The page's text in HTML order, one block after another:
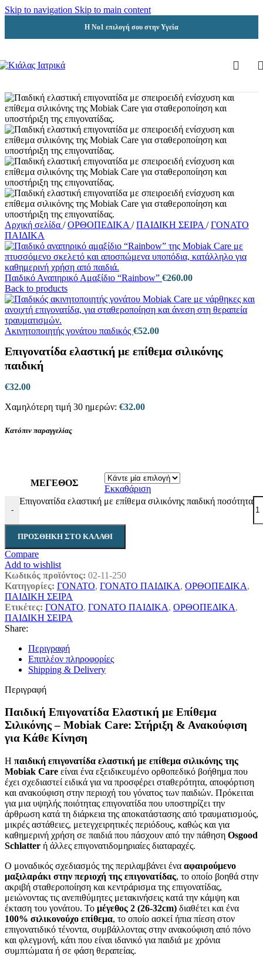
Skip to navigation Skip to main content
Η Νο1 επιλογή σου στην Υγεία
Αρχική σελίδα / ΟΡΘΟΠΕΔΙΚΑ / ΠΑΙΔΙΚΗ ΣΕΙΡΑ / ΓΟΝΑΤΟ
ΠΑΙΔΙΚΑ
Παιδικό Αναπηρικό Αμαξίδιο “Rainbow” €260.00
Back to products
Ακινητοποιητής γονάτου παιδικός €52.00
Επιγονατίδα ελαστική με επίθεμα σιλικόνης
παιδική
€32.00
Χαμηλότερη τιμή 30 ημερών: €32.00
Κατόπιν παραγγελίας
ΜΕΓΕΘΟΣ
Εκκαθάριση
-
Επιγονατίδα ελαστική με επίθεμα σιλικόνης παιδική ποσότητα
ΠΡΟΣΘΉΚΗ ΣΤΟ ΚΑΛΆΘΙ
Compare
Add to wishlist
Κωδικός προϊόντος: 02-11-250
Κατηγορίες: ΓΟΝΑΤΟ, ΓΟΝΑΤΟ ΠΑΙΔΙΚΑ, ΟΡΘΟΠΕΔΙΚΑ,
ΠΑΙΔΙΚΗ ΣΕΙΡΑ
Ετικέτες: ΓΟΝΑΤΟ, ΓΟΝΑΤΟ ΠΑΙΔΙΚΑ, ΟΡΘΟΠΕΔΙΚΑ,
ΠΑΙΔΙΚΗ ΣΕΙΡΑ
Share:
Περιγραφή
Επιπλέον πληροφορίες
Shipping & Delivery
Περιγραφή
Παιδική Επιγονατίδα Ελαστική με Επίθεμα
Σιλικόνης – Mobiak Care: Στήριξη & Ανακούφιση
για Κάθε Κίνηση
Η παιδική επιγονατίδα ελαστική με επίθεμα σιλικόνης της
Mobiak Care είναι ένα εξειδικευμένο ορθοπεδικό βοήθημα που
έχει σχεδιαστεί ειδικά για να προσφέρει σταθερότητα, αποφόρτιση
και ανακούφιση στην περιοχή του γόνατος των παιδιών. Πρόκειται
για μια υψηλής ποιότητας επιγονατίδα που υποστηρίζει την
άρθρωση κατά τη διάρκεια της αποκατάστασης από τραυματισμούς,
μικρές αστάθειες, μετεγχειρητικές περιόδους, καθώς και για
καθημερινή χρήση σε παιδιά που πάσχουν από την πάθηση Osgood
Schlatter ή άλλες επιγονατιδομηριαίες διαταραχές.
Ο μοναδικός σχεδιασμός της περιλαμβάνει ένα αφαιρούμενο
μαξιλαράκι στην περιοχή της επιγονατίδας, το οποίο βοηθά στην
ακριβή σταθεροποίηση και κεντράρισμα της επιγονατίδας,
μειώνοντας τις ανεπιθύμητες μετακινήσεις κατά την κάμψη και
έκταση του γονάτου. Το μέγεθος 2 (26-32cm) διαθέτει και ένα
100% σιλικονούχο επίθεμα, το οποίο ασκεί ήπια πίεση στον
επιγονατιδικό τένοντα, συμβάλλοντας στην ανακούφιση από πόνο
και φλεγμονή, κάτι που είναι ιδανικό για παιδιά με χρόνια
συμπτώματα ή σε φάση θεραπείας.